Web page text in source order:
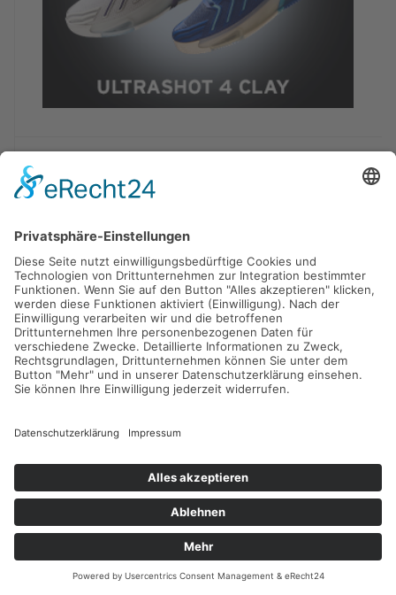
NEUE TENNISHOTELS
Golf- und Sporthotel Wiesensee
Tennisurlaub im Westerwald mit toller Symbiose
Natur, Erholung & Sport
Weiterlesen...